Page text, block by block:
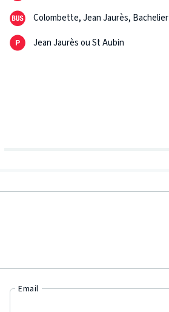
Colombette, Jean Jaurès, Bachelier
Jean Jaurès ou St Aubin
Email